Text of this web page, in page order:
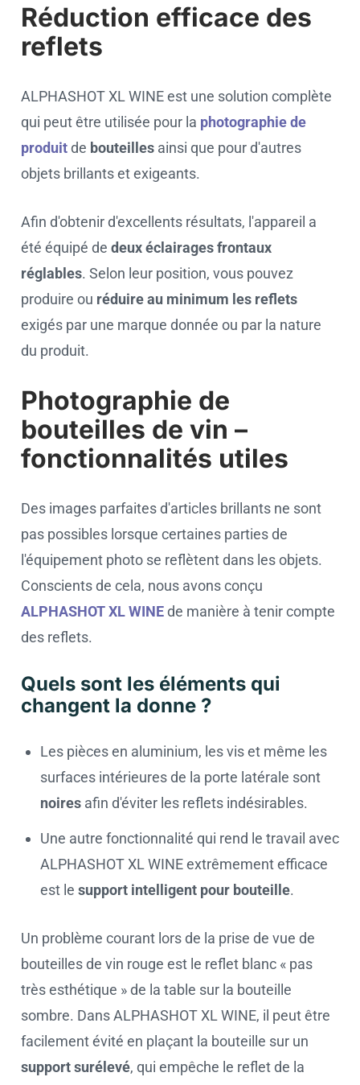
Réduction efficace des
reflets
ALPHASHOT XL WINE est une solution complète
qui peut être utilisée pour la photographie de
produitde bouteilles ainsi que pour d'autres
objets brillants et exigeants.
Afin d'obtenir d'excellents résultats, l'appareil a
été équipé de deux éclairages frontaux
réglables. Selon leur position, vous pouvez
produire ou réduire au minimum les reflets
exigés par une marque donnée ou par la nature
du produit.
Photographie de
bouteilles de vin –
fonctionnalités utiles
Des images parfaites d'articles brillants ne sont
pas possibles lorsque certaines parties de
l'équipement photo se reflètent dans les objets.
Conscients de cela, nous avons conçu
ALPHASHOT XL WINEde manière à tenir compte
des reflets.
Quels sont les éléments qui
changent la donne ?
Les pièces en aluminium, les vis et même les
surfaces intérieures de la porte latérale sont
noires afin d'éviter les reflets indésirables.
Une autre fonctionnalité qui rend le travail avec
ALPHASHOT XL WINE extrêmement efficace
est le support intelligent pour bouteille.
Un problème courant lors de la prise de vue de
bouteilles de vin rouge est le reflet blanc « pas
très esthétique » de la table sur la bouteille
sombre. Dans ALPHASHOT XL WINE, il peut être
facilement évité en plaçant la bouteille sur un
support surélevé, qui empêche le reflet de la